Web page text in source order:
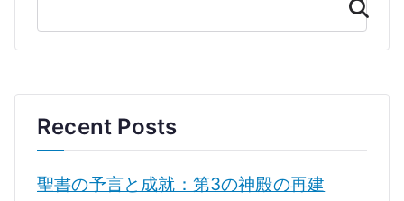
索
Recent Posts
聖書の予言と成就：第3の神殿の再建